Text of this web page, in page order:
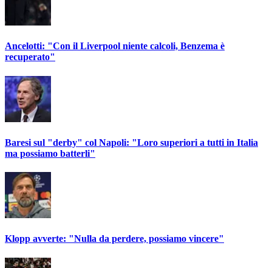
Ancelotti: "Con il Liverpool niente calcoli, Benzema è
recuperato"
Baresi sul "derby" col Napoli: "Loro superiori a tutti in Italia
ma possiamo batterli"
Klopp avverte: "Nulla da perdere, possiamo vincere"